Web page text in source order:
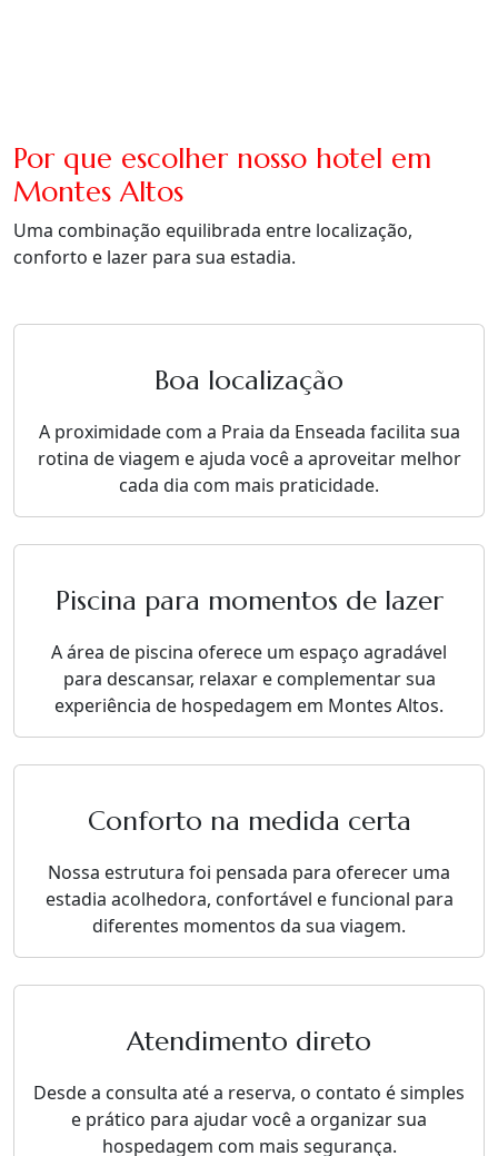
Por que escolher nosso hotel em
Montes Altos
Uma combinação equilibrada entre localização,
conforto e lazer para sua estadia.
Boa localização
A proximidade com a Praia da Enseada facilita sua
rotina de viagem e ajuda você a aproveitar melhor
cada dia com mais praticidade.
Piscina para momentos de lazer
A área de piscina oferece um espaço agradável
para descansar, relaxar e complementar sua
experiência de hospedagem em Montes Altos.
Conforto na medida certa
Nossa estrutura foi pensada para oferecer uma
estadia acolhedora, confortável e funcional para
diferentes momentos da sua viagem.
Atendimento direto
Desde a consulta até a reserva, o contato é simples
e prático para ajudar você a organizar sua
hospedagem com mais segurança.